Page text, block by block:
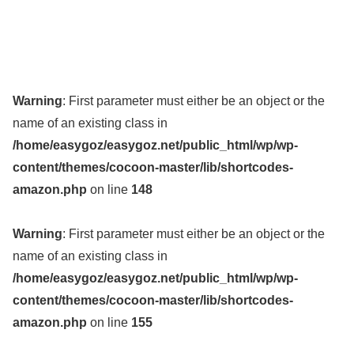
Warning: First parameter must either be an object or the
name of an existing class in
/home/easygoz/easygoz.net/public_html/wp/wp-
content/themes/cocoon-master/lib/shortcodes-
amazon.php on line 148
Warning: First parameter must either be an object or the
name of an existing class in
/home/easygoz/easygoz.net/public_html/wp/wp-
content/themes/cocoon-master/lib/shortcodes-
amazon.php on line 155